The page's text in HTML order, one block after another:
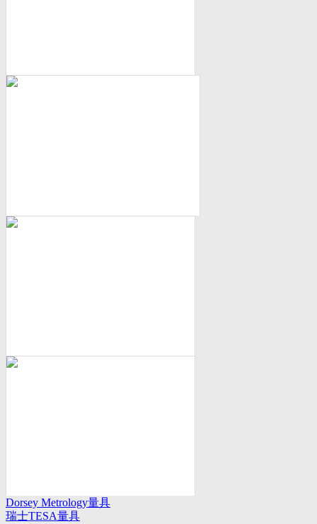
Dorsey Metrology量具
系列
瑞士TESA量具